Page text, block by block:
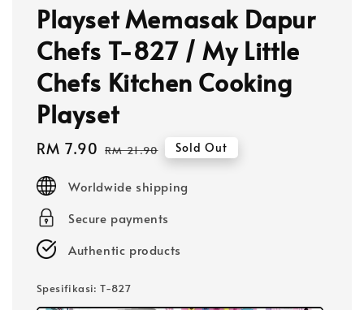
Playset Memasak Dapur
Chefs T-827 / My Little
Chefs Kitchen Cooking
Playset
Sale
RM 7.90 Regular
RM 21.90 Sold Out
Worldwide shipping
Secure payments
Authentic products
Spesifikasi: T-827